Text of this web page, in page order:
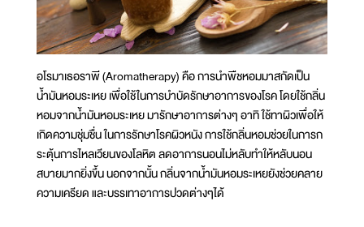
อโรมาเธอราพี (Aromatherapy) คือ การนำพืชหอมมาสกัดเป็น
น้ำมันหอมระเหย เพื่อใช้ในการบำบัดรักษาอาการของโรค โดยใช้กลิ่น
หอมจากน้ำมันหอมระเหย มารักษาอาการต่างๆ อาทิ ใช้ทาผิวเพื่อให้
เกิดความชุ่มชื่น ในการรักษาโรคผิวหนัง การใช้กลิ่นหอมช่วยในการก
ระตุ้นการไหลเวียนของโลหิต ลดอาการนอนไม่หลับทำให้หลับนอน
สบายมากยิ่งขึ้น นอกจากนั้น กลิ่นจากน้ำมันหอมระเหยยังช่วยคลาย
ความเครียด และบรรเทาอาการปวดต่างๆได้